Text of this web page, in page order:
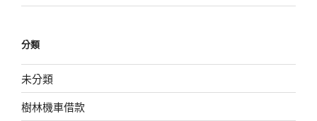
分類
未分類
樹林機車借款